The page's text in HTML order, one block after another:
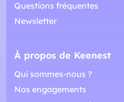
Questions fréquentes
Newsletter
À propos de Keenest
Qui sommes-nous ?
Nos engagements